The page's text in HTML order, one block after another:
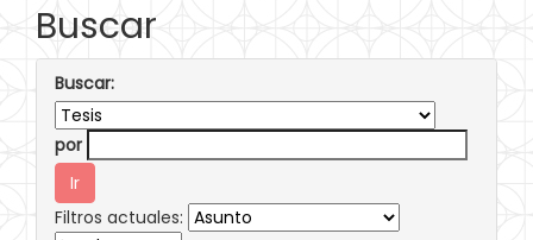
Buscar
Buscar:
por
Filtros actuales: